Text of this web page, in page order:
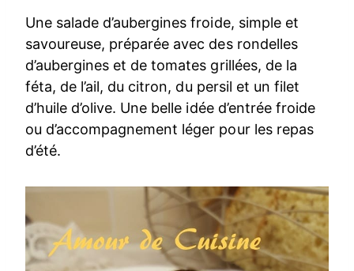
Une salade d’aubergines froide, simple et
savoureuse, préparée avec des rondelles
d’aubergines et de tomates grillées, de la
féta, de l’ail, du citron, du persil et un filet
d’huile d’olive. Une belle idée d’entrée froide
ou d’accompagnement léger pour les repas
d’été.